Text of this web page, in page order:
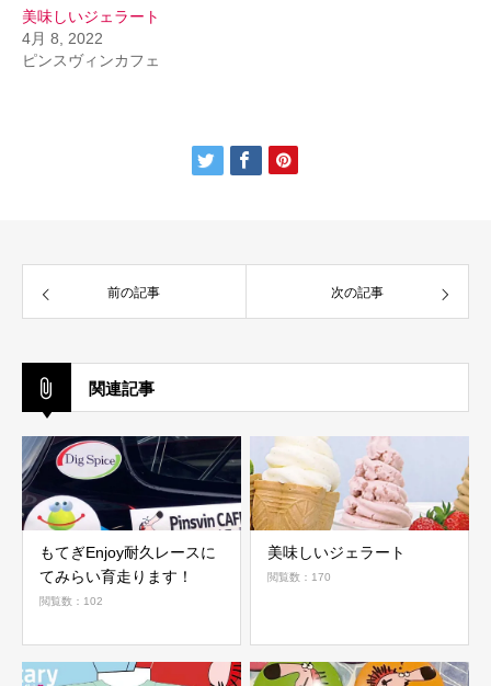
美味しいジェラート
4月 8, 2022
ピンスヴィンカフェ
前の記事 次の記事
関連記事
もてぎEnjoy耐久レースに
てみらい育走ります！
閲覧数：102
美味しいジェラート
閲覧数：170